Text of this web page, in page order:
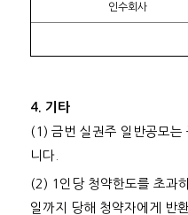
인수회사
4. 기타
(1) 금번 실권주 일반공모는
니다.
(2) 1인당 청약한도를 초과
일까지 당해 청약자에게 반